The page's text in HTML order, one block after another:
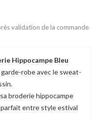
validation de la commande
Hippocampe Bleu
robe avec le sweat-
broderie hippocampe
entre style estival